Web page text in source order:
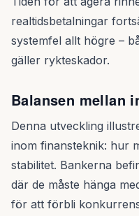
realtidsbetalningar
systemfel allt högre –
gäller rykteskador.
Balansen mellan
Denna utveckling
inom finansteknik: hur
stabilitet. Bankerna
där de måste hänga
för att förbli